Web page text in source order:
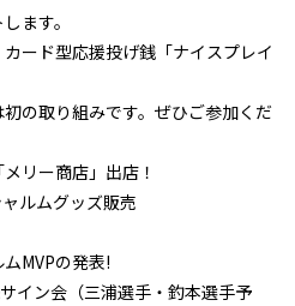
ます。
ード型応援投げ銭「ナイスプレイ
の取り組みです。ぜひご参加くだ
リー商店」出店！
ルムグッズ販売
MVPの発表!
イン会（三浦選手・釣本選手予